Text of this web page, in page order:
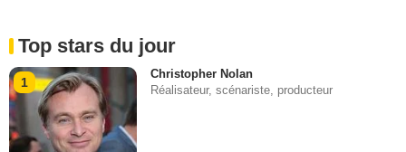
Top stars du jour
1
Christopher Nolan
Réalisateur, scénariste, producteur